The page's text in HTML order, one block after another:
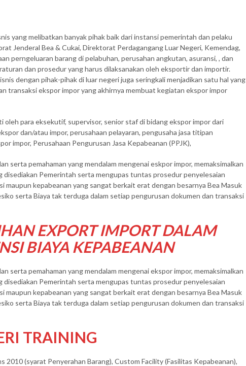
yang melibatkan banyak pihak baik dari instansi pemerintah dan pelaku
Jenderal Bea & Cukai, Direktorat Perdagangang Luar Negeri, Kemendag,
perngeluaran barang di pelabuhan, perusahan angkutan, asuransi, , dan
dan prosedur yang harus dilaksanakan oleh eksportir dan importir.
dengan pihak-pihak di luar negeri juga seringkali menjadikan satu hal yang
transaksi ekspor impor yang akhirnya membuat kegiatan ekspor impor
oleh para eksekutif, supervisor, senior staf di bidang ekspor impor dari
dan/atau impor, perusahaan pelayaran, pengusaha jasa titipan
impor, Perusahaan Pengurusan Jasa Kepabeanan (PPJK),
serta pemahaman yang mendalam mengenai eskpor impor, memaksimalkan
disediakan Pemerintah serta mengupas tuntas prosedur penyelesaian
maupun kepabeanan yang sangat berkait erat dengan besarnya Bea Masuk
serta Biaya tak terduga dalam setiap pengurusan dokumen dan transaksi
EXPORT IMPORT DALAM
BIAYA KEPABEANAN
serta pemahaman yang mendalam mengenai ekspor impor, memaksimalkan
disediakan Pemerintah serta mengupas tuntas prosedur penyelesaian
maupun kepabeanan yang sangat berkait erat dengan besarnya Bea Masuk
serta Biaya tak terduga dalam setiap pengurusan dokumen dan transaksi
TRAINING
2010 (syarat Penyerahan Barang), Custom Facility (Fasilitas Kepabeanan),